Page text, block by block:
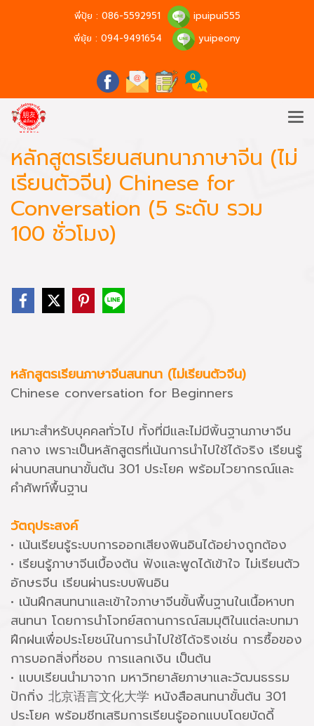
พี่ปุ้ย : 086-5592951
ipuipui555
พี่ยุ้ย : 094-9491654 yuipeony
หลักสูตรเรียนสนทนาภาษาจีน (ไม่
เรียนตัวจีน) Chinese for
Conversation (5 ระดับ รวม
100 ชั่วโมง)
หลักสูตรเรียนภาษาจีนสนทนา (ไม่เรียนตัวจีน)
Chinese conversation for Beginners
เหมาะสำหรับบุคคลทั่วไป ทั้งที่มีและไม่มีพิ้นฐานภาษาจีน
กลาง เพราะเป็นหลักสูตรที่เน้นการนำไปใช้ได้จริง เรียนรู้
ผ่านบทสนทนาขั้นต้น 301 ประโยค พร้อมไวยากรณ์และ
คำศัพท์พื้นฐาน
วัตถุประสงค์
• เน้นเรียนรู้ระบบการออกเสียงพินอินได้อย่างถูกต้อง
• เรียนรู้ภาษาจีนเบื้องต้น ฟังและพูดได้เข้าใจ ไม่เรียนตัว
อักษรจีน เรียนผ่านระบบพินอิน
• เน้นฝึกสนทนาและเข้าใจภาษาจีนขั้นพื้นฐานในเนื้อหาบท
สนทนา โดยการนำโจทย์สถานการณ์สมมุติในแต่ละบทมา
ฝึกฝนเพื่อประโยชน์ในการนำไปใช้ได้จริงเช่น การซื้อของ
การบอกสิ่งที่ชอบ การแลกเงิน เป็นต้น
• แบบเรียนนำมาจาก มหาวิทยาลัยภาษาและวัฒนธรรม
ปักกิ่ง 北京语言文化大学 หนังสือสนทนาขั้นต้น 301
ประโยค พร้อมชีทเสริมการเรียนรู้ออกแบบโดยบัดดี้